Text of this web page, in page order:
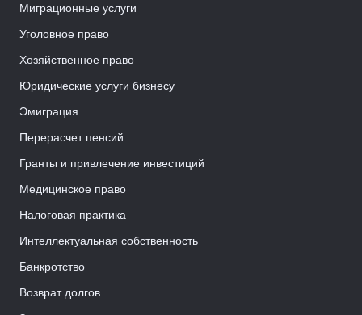
Миграционные услуги
Уголовное право
Хозяйственное право
Юридические услуги бизнесу
Эмиграция
Перерасчет пенсий
Гранты и привлечение инвестиций
Медицинское право
Налоговая практика
Интеллектуальная собственность
Банкротство
Возврат долгов